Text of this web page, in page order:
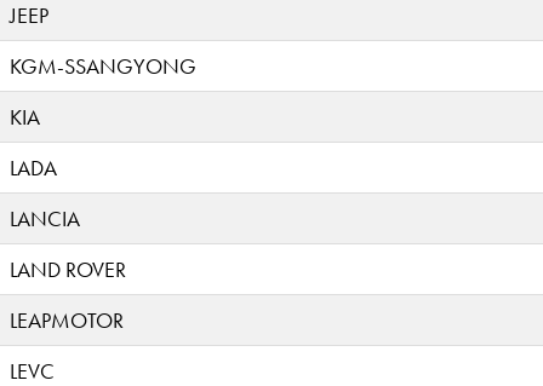
JEEP
KGM-SSANGYONG
KIA
LADA
LANCIA
LAND ROVER
LEAPMOTOR
LEVC